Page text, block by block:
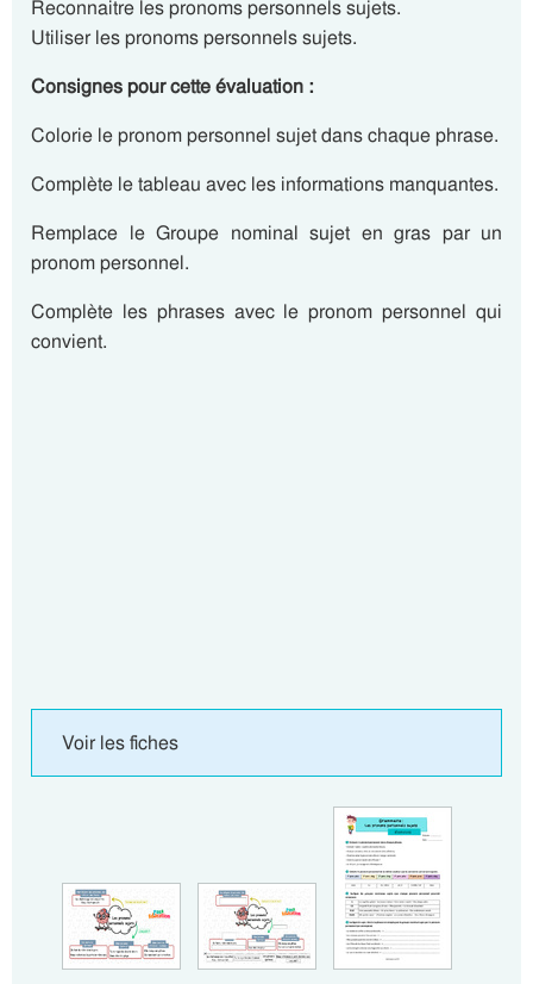
Reconnaitre les pronoms personnels sujets.
Utiliser les pronoms personnels sujets.
Consignes pour cette évaluation :
Colorie le pronom personnel sujet dans chaque phrase.
Complète le tableau avec les informations manquantes.
Remplace le Groupe nominal sujet en gras par un
pronom personnel.
Complète les phrases avec le pronom personnel qui
convient.
Voir les fiches